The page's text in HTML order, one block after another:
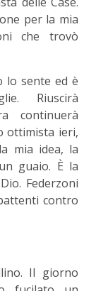
per la mia
che trovò
lo sente ed è
Riuscirà
continuerà
ottimista ieri,
mia idea, la
guaio. È la
Federzoni
contro
Il giorno